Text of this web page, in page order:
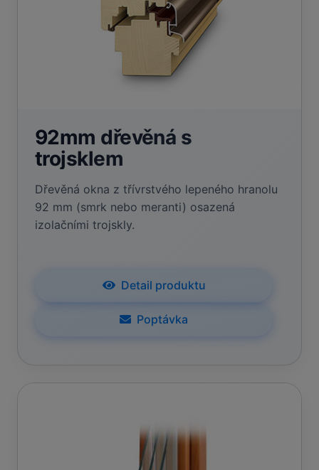
92mm dřevěná s
trojsklem
Dřevěná okna z třívrstvého lepeného hranolu
92 mm (smrk nebo meranti) osazená
izolačními trojskly.
Detail produktu
Poptávka